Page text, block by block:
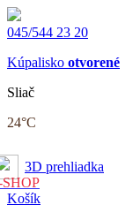
045/544 23 20
Kúpalisko otvorené
Sliač
24°C
3D prehliadka
SHOP
Košík